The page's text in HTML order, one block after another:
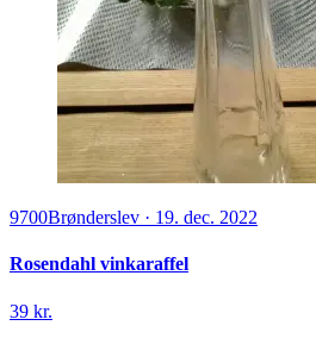
9700Brønderslev · 19. dec. 2022
Rosendahl vinkaraffel
39 kr.